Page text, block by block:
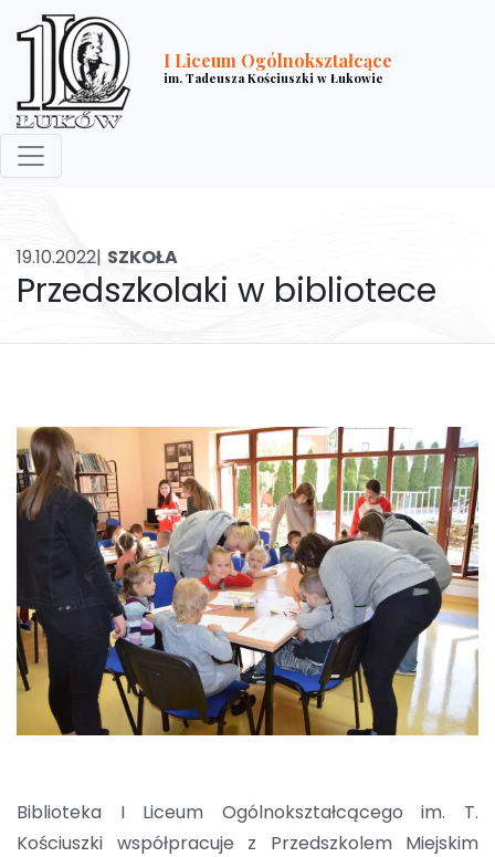
I Liceum Ogólnokształcące
im. Tadeusza Kościuszki w Łukowie
19.10.2022| SZKOŁA
Przedszkolaki w bibliotece
Biblioteka I Liceum Ogólnokształcącego im. T.
Kościuszki współpracuje z Przedszkolem Miejskim